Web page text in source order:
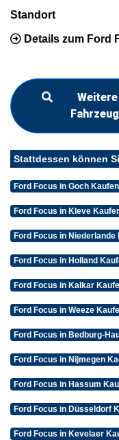
Standort
Details zum Ford
Stattdessen können
Ford Focus in Goch
Ford Focus in Kleve
Ford Focus in
Ford Focus in Holland
Ford Focus in Kalkar
Ford Focus in Weeze
Ford Focus in Bedburg-
Ford Focus in Nijmegen
Ford Focus in Hassum
Ford Focus in Düsseldorf
Ford Focus in Kevelaer